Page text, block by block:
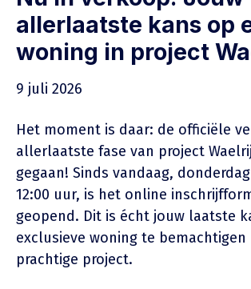
allerlaatste kans op
woning in project
9 juli 2026
Het moment is daar: de officiële
allerlaatste fase van project
gegaan! Sinds vandaag,
12:00 uur, is het online
geopend. Dit is écht jouw laatste
exclusieve woning te
prachtige project.